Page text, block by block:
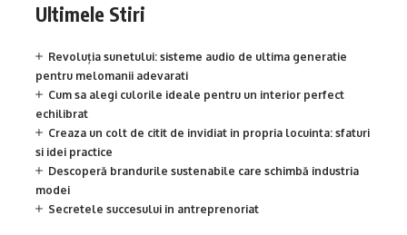
Ultimele Stiri
Revoluția sunetului: sisteme audio de ultima generatie
pentru melomanii adevarati
Cum sa alegi culorile ideale pentru un interior perfect
echilibrat
Creaza un colt de citit de invidiat in propria locuinta: sfaturi
si idei practice
Descoperă brandurile sustenabile care schimbă industria
modei
Secretele succesului in antreprenoriat